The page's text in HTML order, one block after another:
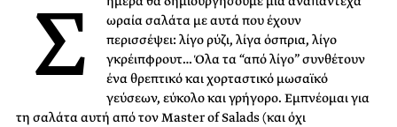
Σ
ωραία σαλάτα με αυτά που έχουν
περισσέψει: λίγο ρύζι, λίγα όσπρια, λίγο
γκρέιπφρουτ… Όλα τα “από λίγο” συνθέτουν
ένα θρεπτικό και χορταστικό μωσαϊκό
γεύσεων, εύκολο και γρήγορο. Εμπνέομαι για
τη σαλάτα αυτή από τον Master of Salads (και όχι